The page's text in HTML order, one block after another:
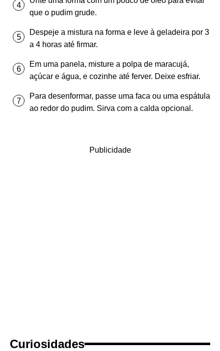
que o pudim grude.
Despeje a mistura na forma e leve à geladeira por 3
a 4 horas até firmar.
Em uma panela, misture a polpa de maracujá,
açúcar e água, e cozinhe até ferver. Deixe esfriar.
Para desenformar, passe uma faca ou uma espátula
ao redor do pudim. Sirva com a calda opcional.
Publicidade
Curiosidades